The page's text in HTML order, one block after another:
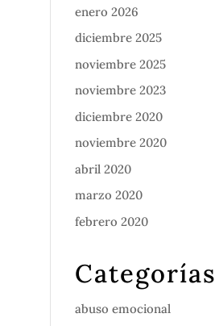
enero 2026
diciembre 2025
noviembre 2025
noviembre 2023
diciembre 2020
noviembre 2020
abril 2020
marzo 2020
febrero 2020
Categorías
abuso emocional